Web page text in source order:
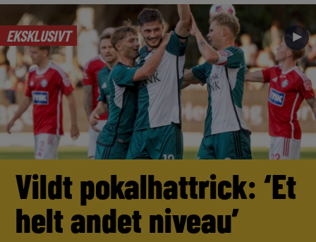
EKSKLUSIVT ►
Vildt pokalhattrick: ‘Et
helt andet niveau’